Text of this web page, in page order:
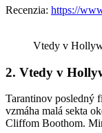
Recenzia: https://
Vtedy v
2. Vtedy v
Tarantinov posledný
vzmáha malá sekta
Cliffom Boothom.